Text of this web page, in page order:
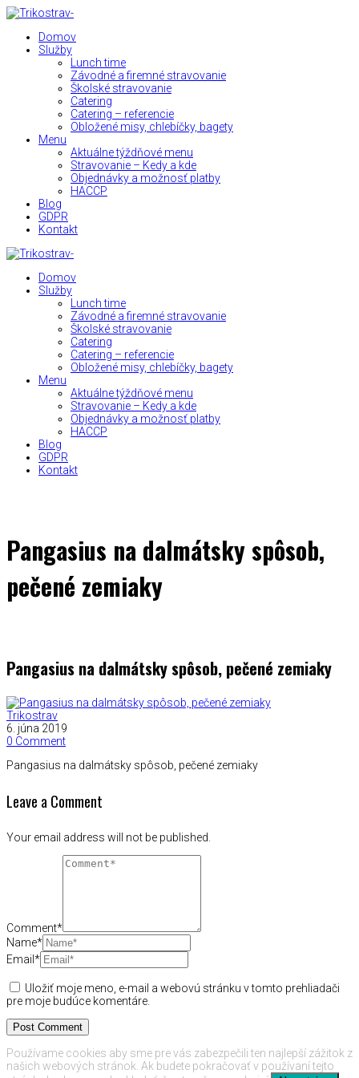
Domov
Služby
Lunch time
Závodné a firemné stravovanie
Školské stravovanie
Catering
Catering – referencie
Obložené misy, chlebíčky, bagety
Menu
Aktuálne týždňové menu
Stravovanie – Kedy a kde
Objednávky a možnosť platby
HACCP
Blog
GDPR
Kontakt
Domov
Služby
Lunch time
Závodné a firemné stravovanie
Školské stravovanie
Catering
Catering – referencie
Obložené misy, chlebíčky, bagety
Menu
Aktuálne týždňové menu
Stravovanie – Kedy a kde
Objednávky a možnosť platby
HACCP
Blog
GDPR
Kontakt
Pangasius na dalmátsky spôsob,
pečené zemiaky
Pangasius na dalmátsky spôsob, pečené zemiaky
Trikostrav
6. júna 2019
0 Comment
Pangasius na dalmátsky spôsob, pečené zemiaky
Leave a Comment
Your email address will not be published.
Comment*
Name*
Email*
Uložiť moje meno, e-mail a webovú stránku v tomto prehliadači
pre moje budúce komentáre.
Používame cookies aby sme pre vás zabezpečili ten najlepší zážitok z
našich webových stránok. Ak budete pokračovať v používaní tejto